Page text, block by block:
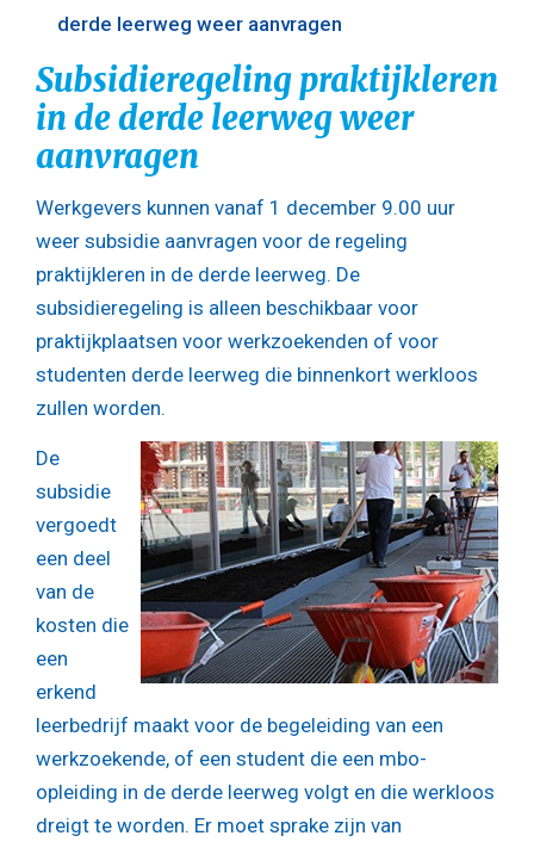
derde leerweg weer aanvragen
Subsidieregeling praktijkleren
in de derde leerweg weer
aanvragen
Werkgevers kunnen vanaf 1 december 9.00 uur
weer subsidie aanvragen voor de regeling
praktijkleren in de derde leerweg. De
subsidieregeling is alleen beschikbaar voor
praktijkplaatsen voor werkzoekenden of voor
studenten derde leerweg die binnenkort werkloos
zullen worden.
De
subsidie
vergoedt
een deel
van de
kosten die
een
erkend
leerbedrijf maakt voor de begeleiding van een
werkzoekende, of een student die een mbo-
opleiding in de derde leerweg volgt en die werkloos
dreigt te worden. Er moet sprake zijn van